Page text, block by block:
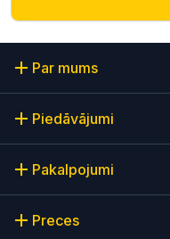
Par mums
Piedāvājumi
Pakalpojumi
Preces